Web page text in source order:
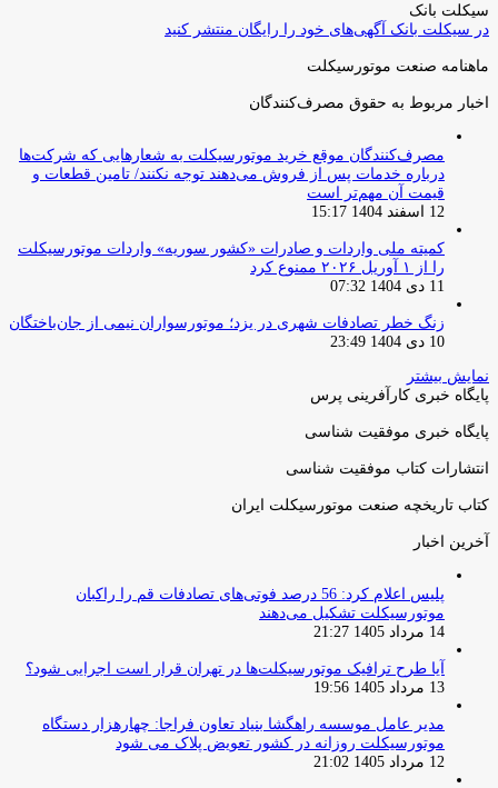
سیکلت بانک
در سیکلت بانک آگهی‌های خود را رایگان منتشر کنید
ماهنامه صنعت موتورسیکلت
اخبار مربوط به حقوق مصرف‌کنندگان
مصرف‌کنندگان موقع خرید موتورسیکلت به شعارهایی که شرکت‌ها
درباره خدمات پس از فروش می‌دهند توجه نکنند/ تامین قطعات و
قیمت آن مهم‌تر است
12 اسفند 1404 15:17
کمیته ملی واردات و صادرات «کشور سوریه» واردات موتورسیکلت
را از ۱ آوریل ۲۰۲۶ ممنوع کرد
11 دی 1404 07:32
زنگ خطر تصادفات شهری در یزد؛ موتورسواران نیمی از جان‌باختگان
10 دی 1404 23:49
نمایش بیشتر
پایگاه خبری کارآفرینی پرس
پایگاه خبری موفقیت شناسی
انتشارات کتاب موفقیت شناسی
کتاب تاریخچه صنعت موتورسیکلت ایران
آخرین اخبار
پلیس اعلام کرد: 56 درصد فوتی‌های تصادفات قم را راکبان
موتورسیکلت تشکیل می‌دهند
14 مرداد 1405 21:27
آیا طرح ترافیک موتورسیکلت‌ها در تهران قرار است اجرایی شود؟
13 مرداد 1405 19:56
مدیر عامل موسسه راهگشا بنیاد تعاون فراجا: چهارهزار دستگاه
موتورسیکلت روزانه در کشور تعویض پلاک می شود
12 مرداد 1405 21:02